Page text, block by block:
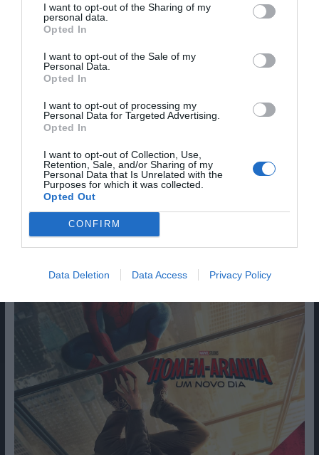
I want to opt-out of the Sharing of my
personal data.
Opted In
I want to opt-out of the Sale of my
Personal Data.
Opted In
I want to opt-out of processing my
Personal Data for Targeted Advertising.
Opted In
I want to opt-out of Collection, Use,
Retention, Sale, and/or Sharing of my
Personal Data that Is Unrelated with the
Purposes for which it was collected.
Opted Out
CONFIRM
Data Deletion Data Access Privacy Policy
Guardar o meu nome, email e site neste navegador
Sim, adicione-me à mailing list da Newsletter MHD